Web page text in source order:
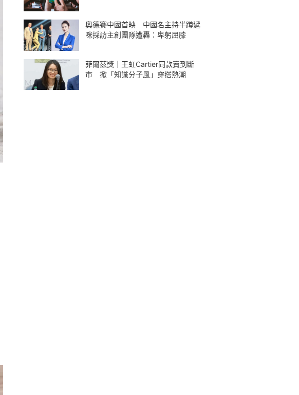
奧德賽中國首映 中國名主持半蹲遞
咪採訪主創團隊遭轟：卑躬屈膝
菲爾茲獎｜王虹Cartier同款賣到斷
市 掀「知識分子風」穿搭熱潮